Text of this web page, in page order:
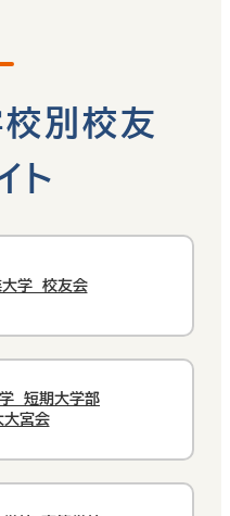
別校友
ト
大学 校友会
短期大学部
大宮会